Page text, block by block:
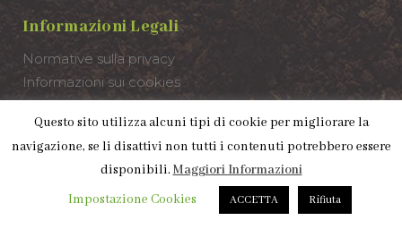
Informazioni Legali
Normative sulla privacy
Informazioni sui cookies
Partita IVA: 03736380043
Questo sito utilizza alcuni tipi di cookie per migliorare la
navigazione, se li disattivi non tutti i contenuti potrebbero essere
disponibili.Maggiori Informazioni
Impostazione Cookies
ACCETTA Rifiuta